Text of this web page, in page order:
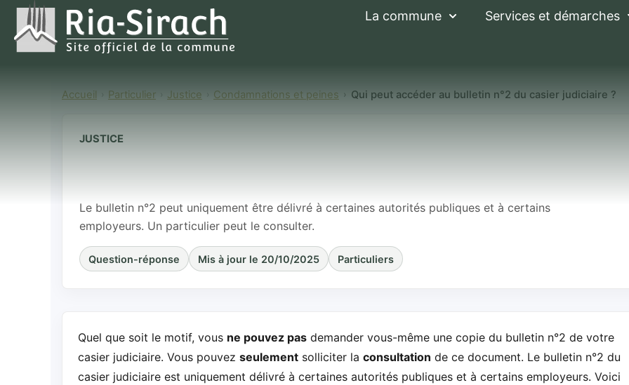
La commune Services et démarches
Accueil Particulier Justice Condamnations et peines Qui peut accéder au bulletin n°2 du casier judiciaire ?
JUSTICE
Qui peut accéder au bulletin n°2
judiciaire ?
Le bulletin n°2 peut uniquement être délivré à certaines autorités publiques et à certains
employeurs. Un particulier peut le consulter.
Question-réponse Mis à jour le 20/10/2025 Particuliers
Quel que soit le motif, vous ne pouvez pasdemander vous-même une copie du bulletin n°2 de votre
casier judiciaire. Vous pouvez seulementsolliciter la consultation de ce document. Le bulletin n°2 du
casier judiciaire est uniquement délivré à certaines autorités publiques et à certains employeurs. Voici